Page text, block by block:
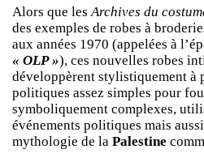
Alors que les Archives du
des exemples de robes à
aux années 1970 (appelées à
« OLP »), ces nouvelles robes
développèrent stylistiquement à
politiques assez simples pour
symboliquement complexes,
événements politiques mais
mythologie de la Palestine